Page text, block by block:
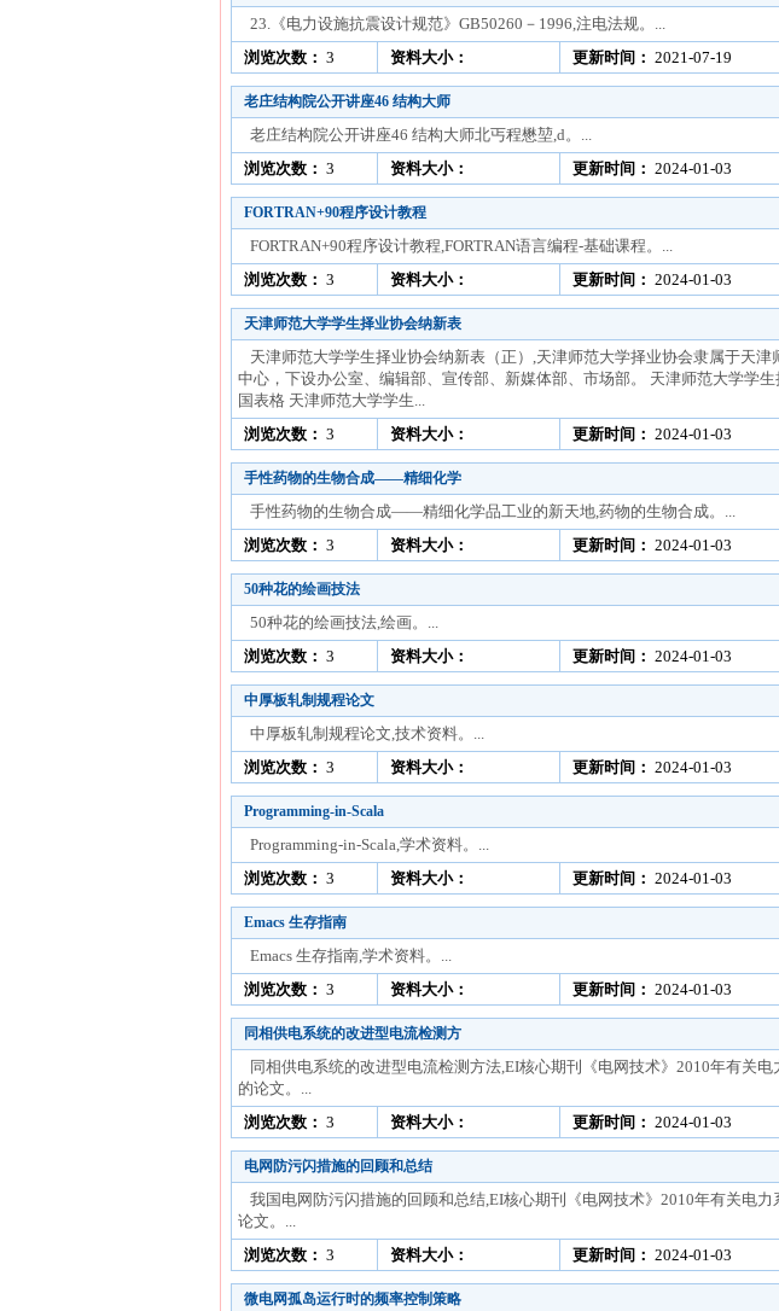
23.《电力设施抗震设计规范》GB50260－1996,注电法规。...
浏览次数： 3 资料大小： 更新时间： 2021-07-19
老庄结构院公开讲座46 结构大师
老庄结构院公开讲座46 结构大师北丐程懋堃,d。...
浏览次数： 3 资料大小： 更新时间： 2024-01-03
FORTRAN+90程序设计教程
FORTRAN+90程序设计教程,FORTRAN语言编程-基础课程。...
浏览次数： 3 资料大小： 更新时间： 2024-01-03
天津师范大学学生择业协会纳新表
天津师范大学学生择业协会纳新表（正）,天津师范大学择业协会隶属于天津
中心，下设办公室、编辑部、宣传部、新媒体部、市场部。 天津师范大学学
国表格 天津师范大学学生...
浏览次数： 3 资料大小： 更新时间： 2024-01-03
手性药物的生物合成——精细化学
手性药物的生物合成——精细化学品工业的新天地,药物的生物合成。...
浏览次数： 3 资料大小： 更新时间： 2024-01-03
50种花的绘画技法
50种花的绘画技法,绘画。...
浏览次数： 3 资料大小： 更新时间： 2024-01-03
中厚板轧制规程论文
中厚板轧制规程论文,技术资料。...
浏览次数： 3 资料大小： 更新时间： 2024-01-03
Programming-in-Scala
Programming-in-Scala,学术资料。...
浏览次数： 3 资料大小： 更新时间： 2024-01-03
Emacs 生存指南
Emacs 生存指南,学术资料。...
浏览次数： 3 资料大小： 更新时间： 2024-01-03
同相供电系统的改进型电流检测方
同相供电系统的改进型电流检测方法,EI核心期刊《电网技术》2010年有关
的论文。...
浏览次数： 3 资料大小： 更新时间： 2024-01-03
电网防污闪措施的回顾和总结
我国电网防污闪措施的回顾和总结,EI核心期刊《电网技术》2010年有关电力
论文。...
浏览次数： 3 资料大小： 更新时间： 2024-01-03
微电网孤岛运行时的频率控制策略